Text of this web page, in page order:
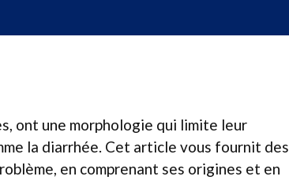
ont une morphologie qui limite leur
la diarrhée. Cet article vous fournit des
en comprenant ses origines et en